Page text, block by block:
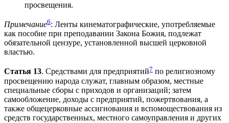
просвещения.
Примечание6: Ленты кинематографические, употребляемые
как пособие при преподавании Закона Божия, подлежат
обязательной цензуре, установленной высшей церковной
властью.
Статья 13. Средствами для предприятий7 по религиозному
просвещению народа служат, главным образом, местные
специальные сборы с приходов и организаций; затем
самообложение, доходы с предприятий, пожертвования, а
также общецерковные ассигнования и вспомоществования из
средств государственных, местного самоуправления и других